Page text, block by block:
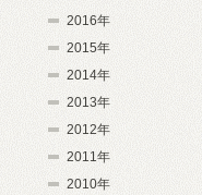
2016年
2015年
2014年
2013年
2012年
2011年
2010年